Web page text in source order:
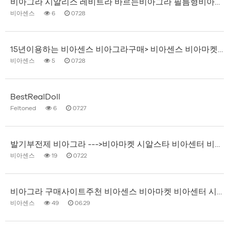
비아센스 6 07.28
비아센스 5 07.28
BestRealDoll
Feltoned 6 07.27
비아센스 19 07.22
비아센스 49 06.29